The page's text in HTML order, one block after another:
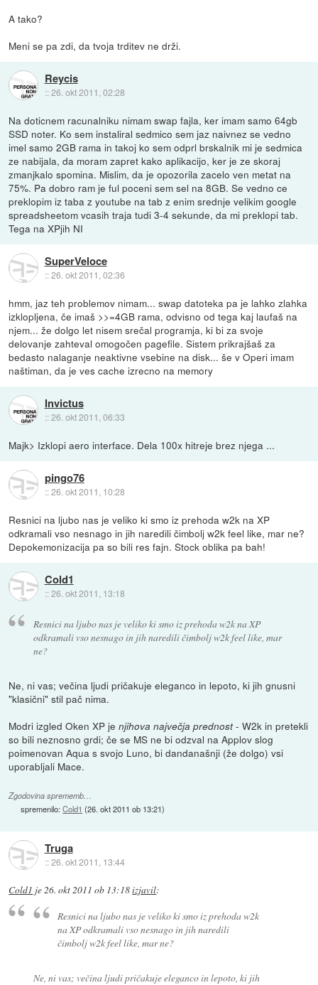
A tako?
Meni se pa zdi, da tvoja trditev ne drži.
Reycis
::26. okt 2011, 02:28
Na doticnem racunalniku nimam swap fajla, ker imam samo 64gb
SSD noter. Ko sem instaliral sedmico sem jaz naivnez se vedno
imel samo 2GB rama in takoj ko sem odprl brskalnik mi je sedmica
ze nabijala, da moram zapret kako aplikacijo, ker je ze skoraj
zmanjkalo spomina. Mislim, da je opozorila zacelo ven metat na
75%. Pa dobro ram je ful poceni sem sel na 8GB. Se vedno ce
preklopim iz taba z youtube na tab z enim srednje velikim google
spreadsheetom vcasih traja tudi 3-4 sekunde, da mi preklopi tab.
Tega na XPjih NI
SuperVeloce
::26. okt 2011, 02:36
hmm, jaz teh problemov nimam... swap datoteka pa je lahko zlahka
izklopljena, če imaš >>=4GB rama, odvisno od tega kaj laufaš na
njem... že dolgo let nisem srečal programja, ki bi za svoje
delovanje zahteval omogočen pagefile. Sistem prikrajšaš za
bedasto nalaganje neaktivne vsebine na disk... še v Operi imam
naštiman, da je ves cache izrecno na memory
Invictus
::26. okt 2011, 06:33
Majk> Izklopi aero interface. Dela 100x hitreje brez njega ...
pingo76
::26. okt 2011, 10:28
Resnici na ljubo nas je veliko ki smo iz prehoda w2k na XP
odkramali vso nesnago in jih naredili čimbolj w2k feel like, mar ne?
Depokemonizacija pa so bili res fajn. Stock oblika pa bah!
Cold1
::26. okt 2011, 13:18
Resnici na ljubo nas je veliko ki smo iz prehoda w2k na XP
odkramali vso nesnago in jih naredili čimbolj w2k feel like, mar
ne?
Ne, ni vas; večina ljudi pričakuje eleganco in lepoto, ki jih gnusni
"klasični" stil pač nima.
Modri izgled Oken XP jenjihova največja prednost- W2k in pretekli
so bili neznosno grdi; če se MS ne bi odzval na Applov slog
poimenovan Aqua s svojo Luno, bi dandanašnji (že dolgo) vsi
uporabljali Mace.
Zgodovina sprememb…
spremenilo:Cold1 (26. okt 2011 ob 13:21)
Truga
::26. okt 2011, 13:44
Cold1 je26. okt 2011 ob 13:18izjavil:
Resnici na ljubo nas je veliko ki smo iz prehoda w2k
na XP odkramali vso nesnago in jih naredili
čimbolj w2k feel like, mar ne?
Ne, ni vas; večina ljudi pričakuje eleganco in lepoto, ki jih